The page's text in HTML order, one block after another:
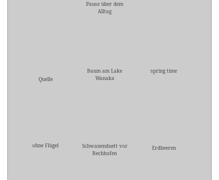
Pause über dem
Alltag
Quelle
Baum am Lake
Wanaka
spring time
ohne Flügel
Schwanenduett vor
Bechhofen
Erdbeeren